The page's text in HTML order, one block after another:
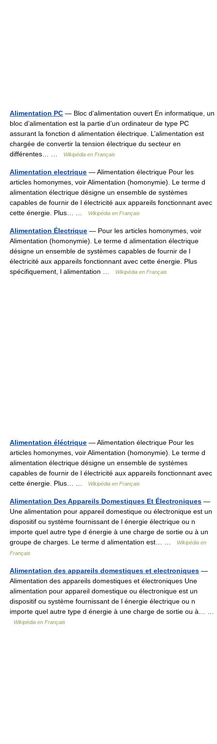
Alimentation PC — Bloc d’alimentation ouvert En informatique, un
bloc d’alimentation est la partie d’un ordinateur de type PC
assurant la fonction d alimentation électrique. L’alimentation est
chargée de convertir la tension électrique du secteur en
différentes… …
Wikipédia en Français
Alimentation electrique — Alimentation électrique Pour les
articles homonymes, voir Alimentation (homonymie). Le terme d
alimentation électrique désigne un ensemble de systèmes
capables de fournir de l électricité aux appareils fonctionnant avec
cette énergie. Plus… …
Wikipédia en Français
Alimentation Électrique — Pour les articles homonymes, voir
Alimentation (homonymie). Le terme d alimentation électrique
désigne un ensemble de systèmes capables de fournir de l
électricité aux appareils fonctionnant avec cette énergie. Plus
spécifiquement, l alimentation …
Wikipédia en Français
Alimentation éléctrique — Alimentation électrique Pour les
articles homonymes, voir Alimentation (homonymie). Le terme d
alimentation électrique désigne un ensemble de systèmes
capables de fournir de l électricité aux appareils fonctionnant avec
cette énergie. Plus… …
Wikipédia en Français
Alimentation Des Appareils Domestiques Et Électroniques —
Une alimentation pour appareil domestique ou électronique est un
dispositif ou système fournissant de l énergie électrique ou n
importe quel autre type d énergie à une charge de sortie ou à un
groupe de charges. Le terme d alimentation est… …
Wikipédia en
Français
Alimentation des appareils domestiques et electroniques —
Alimentation des appareils domestiques et électroniques Une
alimentation pour appareil domestique ou électronique est un
dispositif ou système fournissant de l énergie électrique ou n
importe quel autre type d énergie à une charge de sortie ou à… …
Wikipédia en Français